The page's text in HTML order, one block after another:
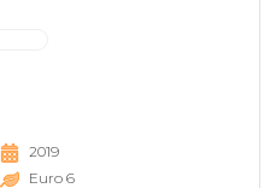
2019
Euro 6